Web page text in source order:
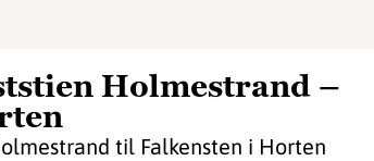
Holmestrand –
til Falkensten i Horten